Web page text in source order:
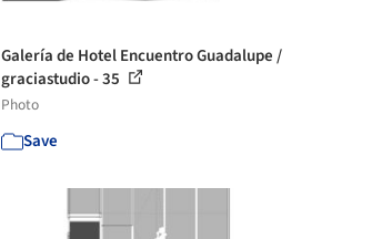
Galería de Hotel Encuentro Guadalupe /
graciastudio - 35
Photo
Save